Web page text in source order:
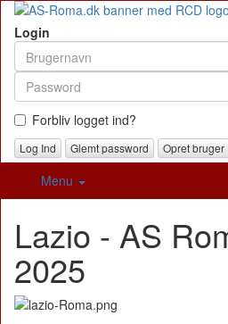
Login
Forbliv logget ind?
Glemt password Opret bruger
Menu
Lazio - AS
2025